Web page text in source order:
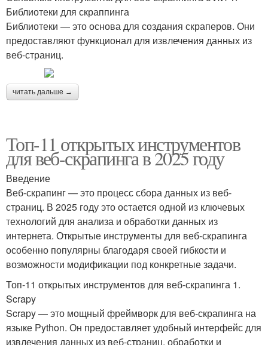
Библиотеки для скраппинга
Библиотеки — это основа для создания скраперов. Они
предоставляют функционал для извлечения данных из
веб-страниц.
читать дальше →
Топ-11 открытых инструментов
для веб-скрапинга в 2025 году
Введение
Веб-скрапинг — это процесс сбора данных из веб-
страниц. В 2025 году это остается одной из ключевых
технологий для анализа и обработки данных из
интернета. Открытые инструменты для веб-скрапинга
особенно популярны благодаря своей гибкости и
возможности модификации под конкретные задачи.
Топ-11 открытых инструментов для веб-скрапинга 1.
Scrapy
Scrapy — это мощный фреймворк для веб-скрапинга на
языке Python. Он предоставляет удобный интерфейс для
извлечения данных из веб-страниц, обработки и